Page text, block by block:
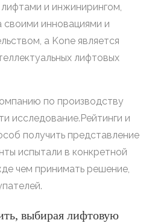
и инжинирингом,
своими инновациями и
а Kone является
лифтовых
по производству
исследование.Рейтинги и
получить представление
испытали в конкретной
чем принимать решение,
выбирая лифтовую